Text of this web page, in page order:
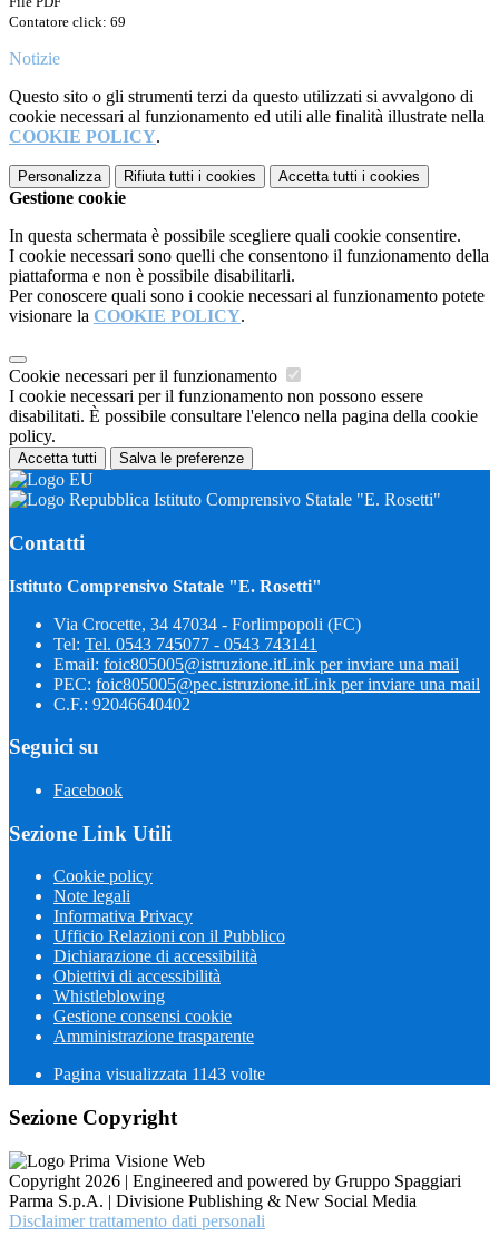
Contatore click: 69
Notizie
Questo sito o gli strumenti terzi da questo utilizzati si avvalgono di
cookie necessari al funzionamento ed utili alle finalità illustrate nella
COOKIE POLICY.
Personalizza Rifiuta tutti i cookies Accetta tutti i cookies
Gestione cookie
In questa schermata è possibile scegliere quali cookie consentire.
I cookie necessari sono quelli che consentono il funzionamento della
piattaforma e non è possibile disabilitarli.
Per conoscere quali sono i cookie necessari al funzionamento potete
visionare la COOKIE POLICY.
Cookie necessari per il funzionamento
I cookie necessari per il funzionamento non possono essere
disabilitati. È possibile consultare l'elenco nella pagina della cookie
policy.
Accetta tutti Salva le preferenze
Istituto Comprensivo Statale "E. Rosetti"
Contatti
Istituto Comprensivo Statale "E. Rosetti"
Via Crocette, 34 47034 - Forlimpopoli (FC)
Tel: Tel. 0543 745077 - 0543 743141
Email: foic805005@istruzione.itLink per inviare una mail
PEC: foic805005@pec.istruzione.itLink per inviare una mail
C.F.: 92046640402
Seguici su
Facebook
Sezione Link Utili
Cookie policy
Note legali
Informativa Privacy
Ufficio Relazioni con il Pubblico
Dichiarazione di accessibilità
Obiettivi di accessibilità
Whistleblowing
Gestione consensi cookie
Amministrazione trasparente
Pagina visualizzata 1143 volte
Sezione Copyright
Copyright 2026 | Engineered and powered by Gruppo Spaggiari
Parma S.p.A. | Divisione Publishing & New Social Media
Disclaimer trattamento dati personali